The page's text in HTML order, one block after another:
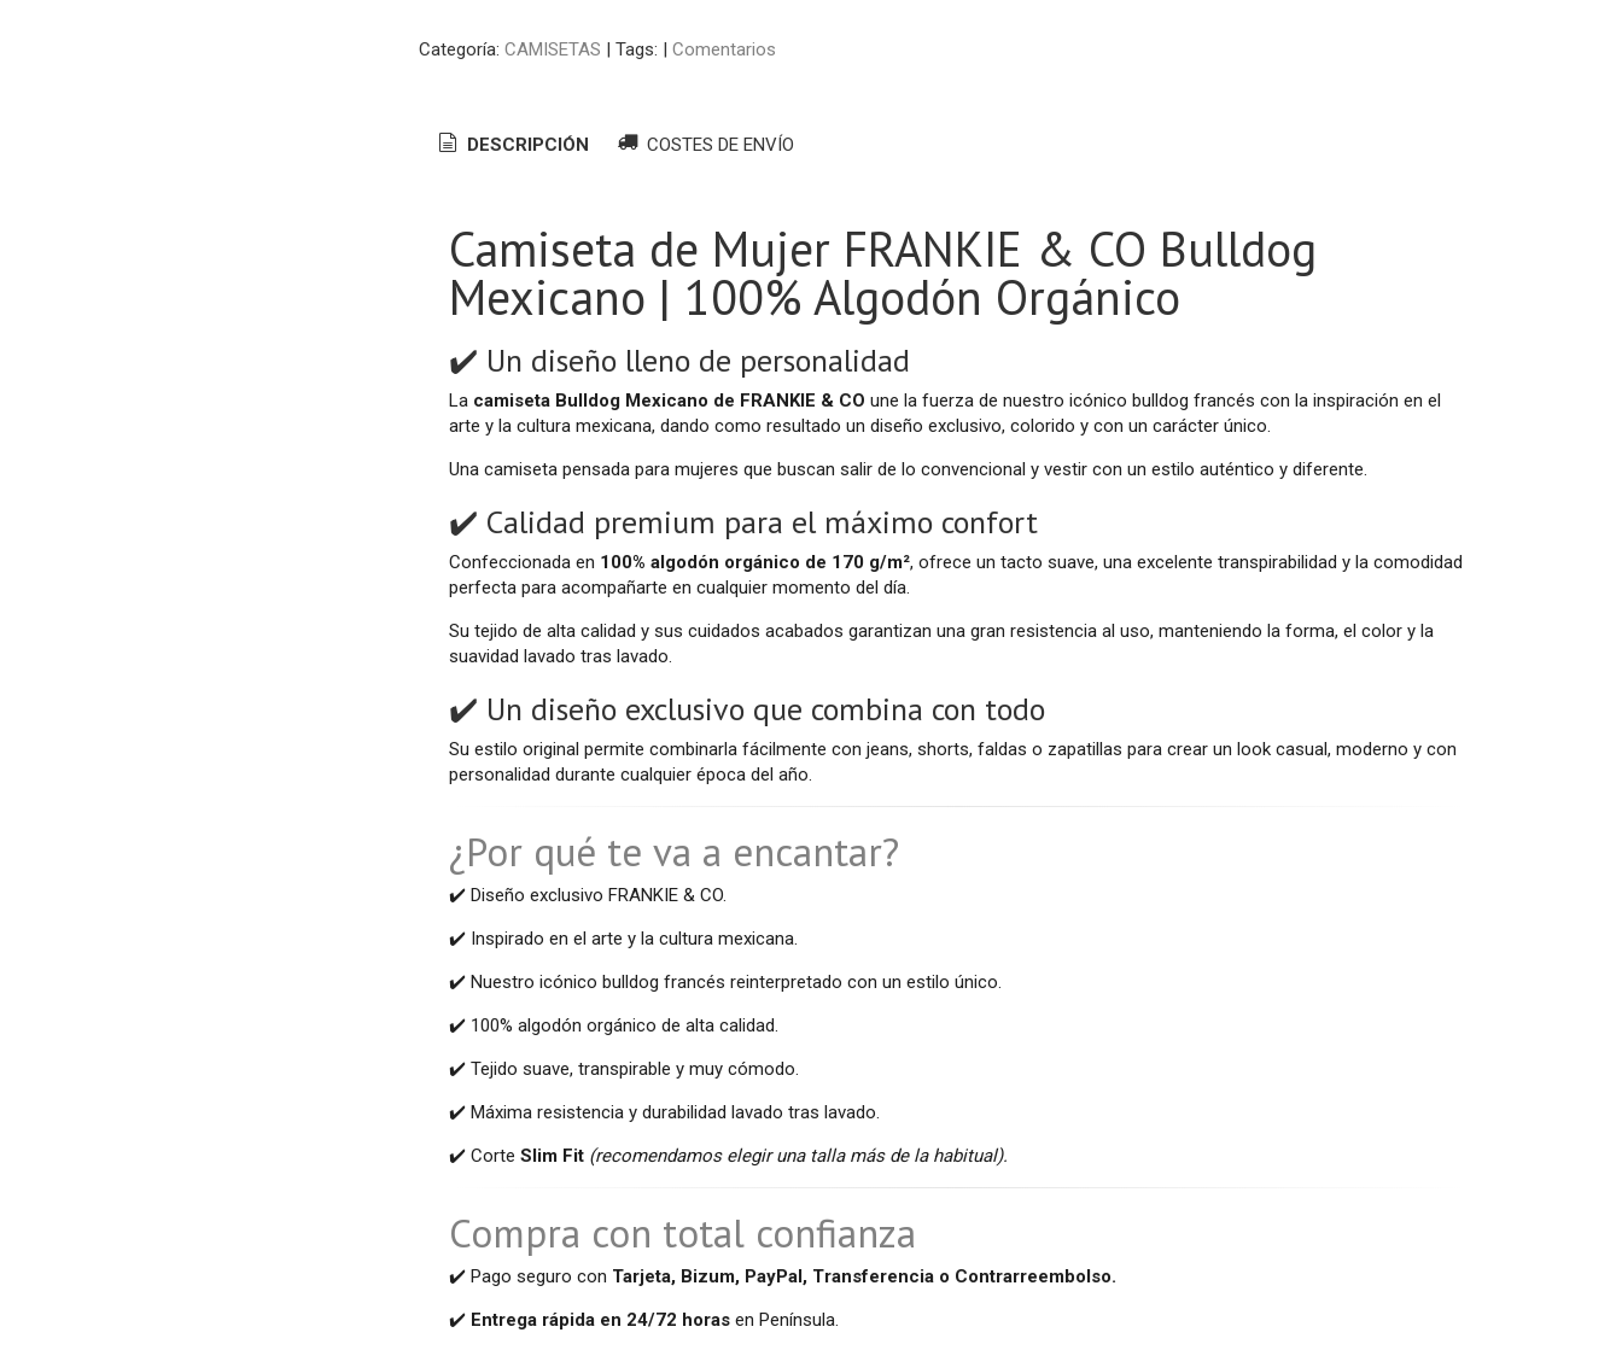
Categoría: CAMISETAS | Tags: | Comentarios
DESCRIPCIÓN COSTES DE ENVÍO
Camiseta de Mujer FRANKIE & CO Bulldog
Mexicano | 100% Algodón Orgánico
✔️ Un diseño lleno de personalidad
La camiseta Bulldog Mexicano de FRANKIE & CO une la fuerza de nuestro icónico bulldog francés con la inspiración en el
arte y la cultura mexicana, dando como resultado un diseño exclusivo, colorido y con un carácter único.
Una camiseta pensada para mujeres que buscan salir de lo convencional y vestir con un estilo auténtico y diferente.
✔️ Calidad premium para el máximo confort
Confeccionada en 100% algodón orgánico de 170 g/m², ofrece un tacto suave, una excelente transpirabilidad y la comodidad
perfecta para acompañarte en cualquier momento del día.
Su tejido de alta calidad y sus cuidados acabados garantizan una gran resistencia al uso, manteniendo la forma, el color y la
suavidad lavado tras lavado.
✔️ Un diseño exclusivo que combina con todo
Su estilo original permite combinarla fácilmente con jeans, shorts, faldas o zapatillas para crear un look casual, moderno y con
personalidad durante cualquier época del año.
¿Por qué te va a encantar?
✔️ Diseño exclusivo FRANKIE & CO.
✔️ Inspirado en el arte y la cultura mexicana.
✔️ Nuestro icónico bulldog francés reinterpretado con un estilo único.
✔️ 100% algodón orgánico de alta calidad.
✔️ Tejido suave, transpirable y muy cómodo.
✔️ Máxima resistencia y durabilidad lavado tras lavado.
✔️ CorteSlim Fit (recomendamos elegir una talla más de la habitual).
Compra con total confianza
✔️ Pago seguro con Tarjeta, Bizum, PayPal, Transferencia o Contrarreembolso.
✔️ Entrega rápida en 24/72 horas en Península.